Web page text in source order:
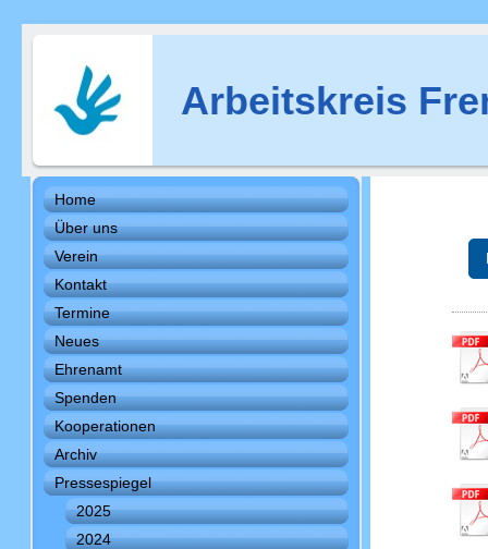
Arbeitskreis
Home
Über uns
Verein
Kontakt
Termine
Neues
Ehrenamt
Spenden
Kooperationen
Archiv
Pressespiegel
2025
2024